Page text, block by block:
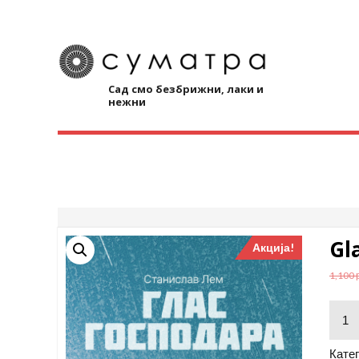
content
Сад смо безбрижни, лаки и
нежни
Акција!
1,100
-